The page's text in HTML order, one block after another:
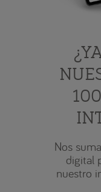
Nos
digital
nuestro